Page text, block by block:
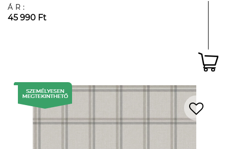
ÁR:
45 990 Ft